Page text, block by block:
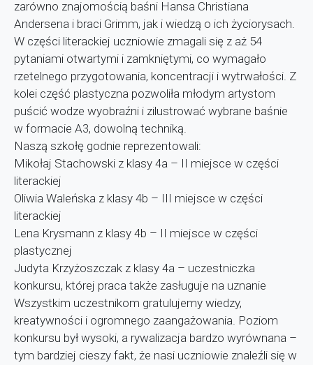
zarówno znajomością baśni Hansa Christiana
Andersena i braci Grimm, jak i wiedzą o ich życiorysach.
W części literackiej uczniowie zmagali się z aż 54
pytaniami otwartymi i zamkniętymi, co wymagało
rzetelnego przygotowania, koncentracji i wytrwałości. Z
kolei część plastyczna pozwoliła młodym artystom
puścić wodze wyobraźni i zilustrować wybrane baśnie
w formacie A3, dowolną techniką.
Naszą szkołę godnie reprezentowali:
Mikołaj Stachowski z klasy 4a – II miejsce w części
literackiej
Oliwia Waleńska z klasy 4b – III miejsce w części
literackiej
Lena Krysmann z klasy 4b – II miejsce w części
plastycznej
Judyta Krzyżoszczak z klasy 4a – uczestniczka
konkursu, której praca także zasługuje na uznanie
Wszystkim uczestnikom gratulujemy wiedzy,
kreatywności i ogromnego zaangażowania. Poziom
konkursu był wysoki, a rywalizacja bardzo wyrównana –
tym bardziej cieszy fakt, że nasi uczniowie znaleźli się w